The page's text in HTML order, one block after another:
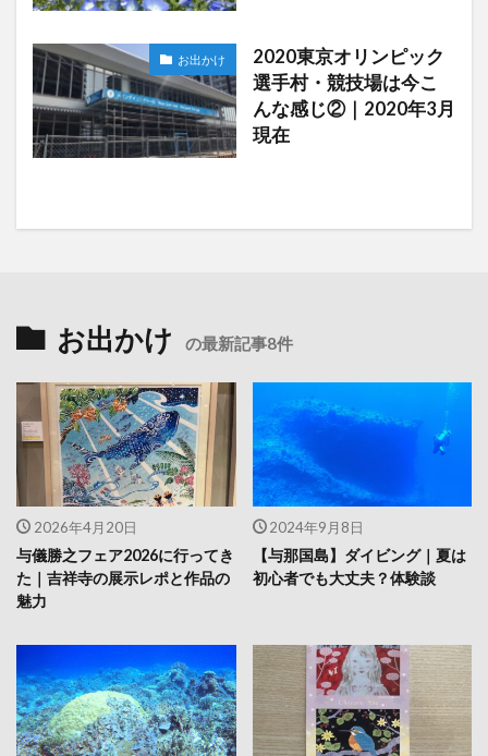
お出かけ
2020東京オリンピック
選手村・競技場は今こ
んな感じ②｜2020年3月
現在
お出かけ の最新記事8件
2026年4月20日
与儀勝之フェア2026に行ってき
た｜吉祥寺の展示レポと作品の
魅力
2024年9月8日
【与那国島】ダイビング｜夏は
初心者でも大丈夫？体験談